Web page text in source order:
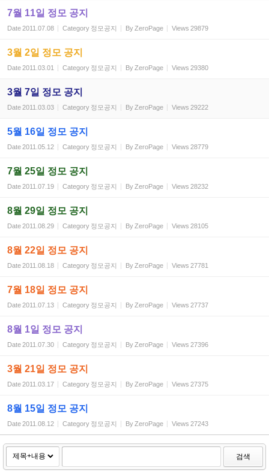
7월 11일 정모 공지
Date2011.07.08 Category 정모공지 By ZeroPage Views 29879
3월 2일 정모 공지
Date2011.03.01 Category 정모공지 By ZeroPage Views 29380
3월 7일 정모 공지
Date2011.03.03 Category 정모공지 By ZeroPage Views 29222
5월 16일 정모 공지
Date2011.05.12 Category 정모공지 By ZeroPage Views 28779
7월 25일 정모 공지
Date2011.07.19 Category 정모공지 By ZeroPage Views 28232
8월 29일 정모 공지
Date2011.08.29 Category 정모공지 By ZeroPage Views 28105
8월 22일 정모 공지
Date2011.08.18 Category 정모공지 By ZeroPage Views 27781
7월 18일 정모 공지
Date2011.07.13 Category 정모공지 By ZeroPage Views 27737
8월 1일 정모 공지
Date2011.07.30 Category 정모공지 By ZeroPage Views 27396
3월 21일 정모 공지
Date2011.03.17 Category 정모공지 By ZeroPage Views 27375
8월 15일 정모 공지
Date2011.08.12 Category 정모공지 By ZeroPage Views 27243
검색